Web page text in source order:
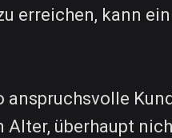
erreichen, kann
anspruchsvolle
Alter, überhaupt